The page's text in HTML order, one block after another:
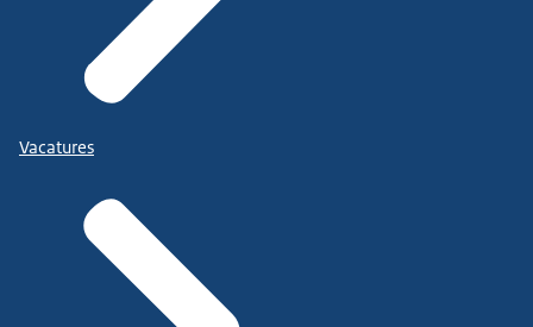
Vacatures